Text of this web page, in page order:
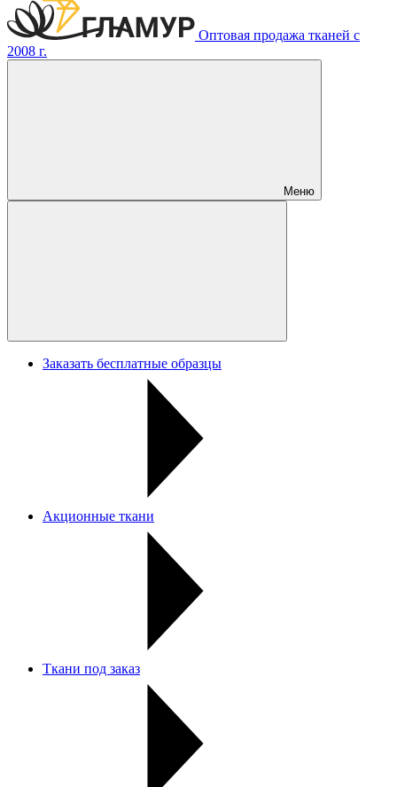
Оптовая продажа тканей с
2008 г.
Меню
Заказать бесплатные образцы
Акционные ткани
Ткани под заказ